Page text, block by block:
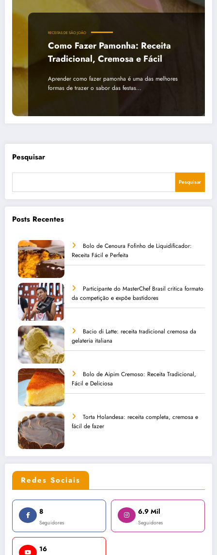
RECEITAS DE SÃO JOÃO
Como Fazer Pamonha: Receita
Tradicional, Cremosa e Fácil
Aprender como fazer pamonha é uma das melhores
formas de trazer o sabor das festas…
Pesquisar
Pesquisar
Posts Recentes
Bolo de Cenoura Fofinho de Liquidificador:
Receita Fácil e Perfeita
Participante do MasterChef Brasil critica formato
da competição e expõe bastidores
Bacio di Latte: receita tradicional cremosa da
gelateria italiana
Bolo de Aipim Cremoso: Receita Tradicional,
Fácil e Deliciosa
Torta Holandesa: receita completa, cremosa e
fácil de fazer
Redes Sociais
8
Seguidores
6.9 Mil
Seguidores
16